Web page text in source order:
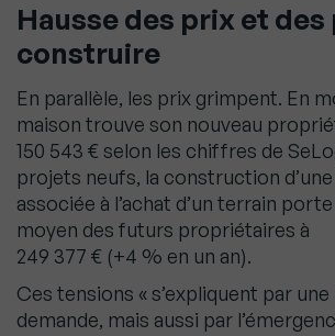
Hausse des prix et
construire
En parallèle, les prix grimpent. En
maison trouve son nouveau
150 543 € selon les chiffres de
projets neufs, la construction
associée à l’achat d’un terrain
moyen des futurs propriétaires à
249 377 € (+4 % en un an).
Ces tensions « s’expliquent par une
demande, mais aussi par